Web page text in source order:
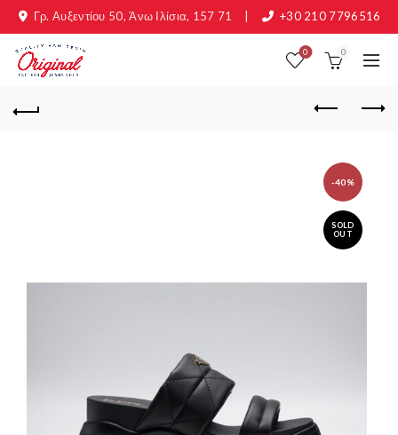
Γρ. Αυξεντίου 50, Άνω Ιλίσια, 157 71 +30 210 7796516
0 0
-40%
SOLD
OUT